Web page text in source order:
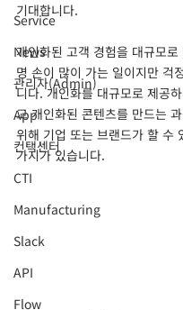
Service
News
관리자(Admin)
App
컨택센터
CTI
Manufacturing
Slack
API
Flow
기대합니다.
개인화된 고객 경험을 대규모
명 손이 많이 가는 일이지만 걱
니다. 개인화를 대규모로 제공
고 개인화된 콘텐츠를 만드는
위해 기업 또는 브랜드가 할 수
가지가 있습니다.